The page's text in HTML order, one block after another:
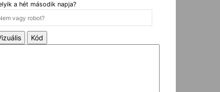
a hét második napja?
Kód